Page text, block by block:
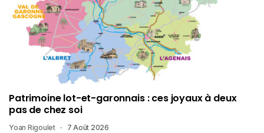
Patrimoine lot-et-garonnais : ces joyaux à deux
pas de chez soi
Yoan Rigoulet 7 Août 2026